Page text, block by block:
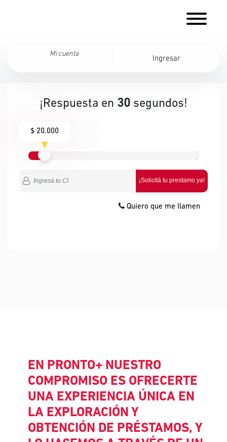
Mi cuenta
Ingresar
¡Respuesta en 30 segundos!
$ 20.000
¡Solicitá tu prestamo ya!
Quiero que me llamen
EN PRONTO+ NUESTRO
COMPROMISO ES OFRECERTE
UNA EXPERIENCIA ÚNICA EN
LA EXPLORACIÓN Y
OBTENCIÓN DE PRÉSTAMOS, Y